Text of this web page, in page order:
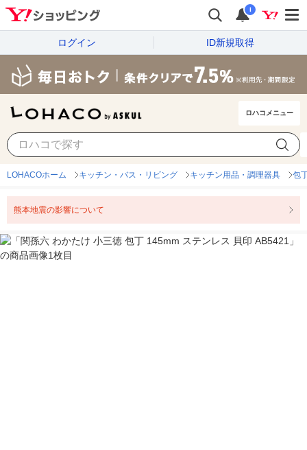
i
ログイン ID新規取得
ロハコメニュー
LOHACOホーム キッチン・バス・リビング キッチン用品・調理器具 包
熊本地震の影響について